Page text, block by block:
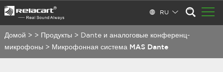
RU
Домой > > Продукты >
Dante и аналоговые конференц-
микрофоны > Микрофонная система MAS Dante